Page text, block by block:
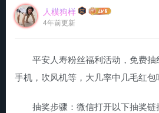
人模狗样
4年前更新
平安人寿粉丝福利活动，免费抽
手机，吹风机等，大几率中几毛红包
抽奖步骤：微信打开以下抽奖